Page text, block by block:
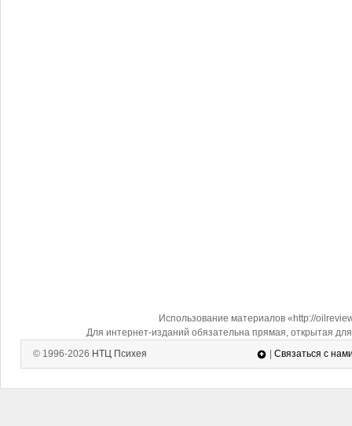
Использование материалов «http://
Для интернет-изданий обязательна прямая, открытая
© 1996-2026 НТЦ Психея Связаться с